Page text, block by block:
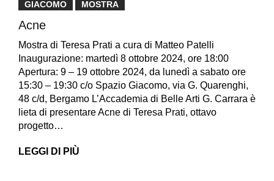
GIACOMO MOSTRA
Acne
Mostra di Teresa Prati a cura di Matteo Patelli
Inaugurazione: martedì 8 ottobre 2024, ore 18:00
Apertura: 9 – 19 ottobre 2024, da lunedì a sabato ore
15:30 – 19:30 c/o Spazio Giacomo, via G. Quarenghi,
48 c/d, Bergamo L’Accademia di Belle Arti G. Carrara è
lieta di presentare Acne di Teresa Prati, ottavo
progetto…
LEGGI DI PIÙ